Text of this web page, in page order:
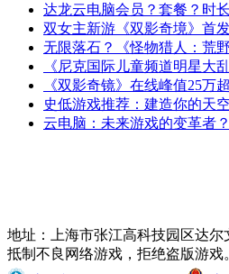
达龙云电脑会员？套餐？时
双女主新游《双影奇境》首
无限落石？《怪物猎人：荒
《尼克国际儿童频道明星大
《双影奇镜》在线峰值25万
史低游戏推荐：建造你的天
云电脑：未来游戏的变革者
地址：上海市张江高科技园区达尔
抵制不良网络游戏，拒绝盗版游戏